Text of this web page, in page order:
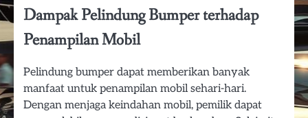
Dampak Pelindung Bumper terhadap
Penampilan Mobil
Pelindung bumper dapat memberikan banyak
manfaat untuk penampilan mobil sehari-hari.
Dengan menjaga keindahan mobil, pemilik dapat